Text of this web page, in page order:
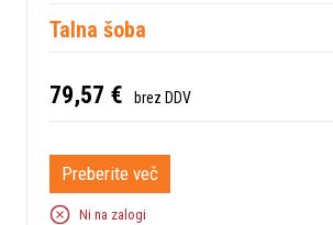
Talna šoba
79,57 € brez DDV
Preberite več
Ni na zalogi